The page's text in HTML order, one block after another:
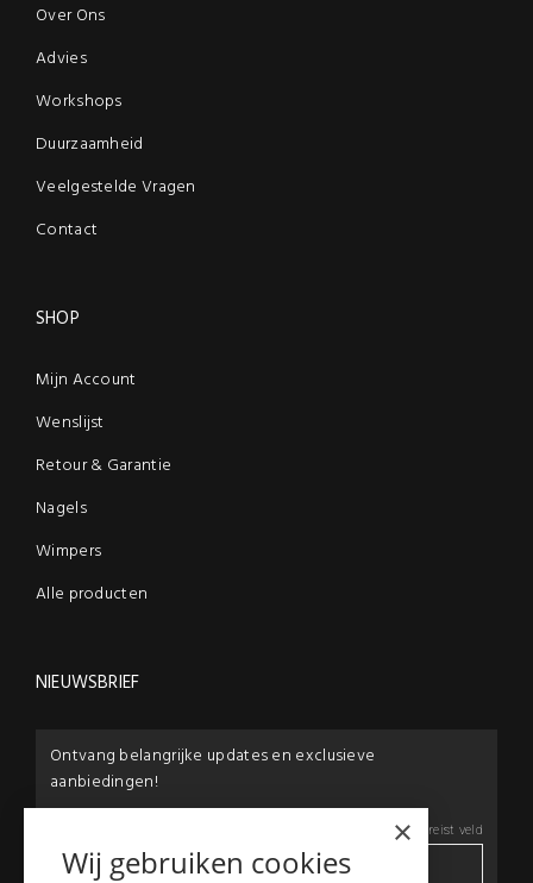
Over Ons
Advies
Workshops
Duurzaamheid
Veelgestelde Vragen
Contact
SHOP
Mijn Account
Wenslijst
Retour & Garantie
Nagels
Wimpers
Alle producten
NIEUWSBRIEF
Ontvang belangrijke updates en exclusieve
aanbiedingen!
*Vereist veld
×
Wij gebruiken cookies